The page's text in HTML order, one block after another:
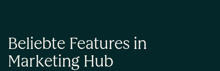
Beliebte Features in
Marketing Hub